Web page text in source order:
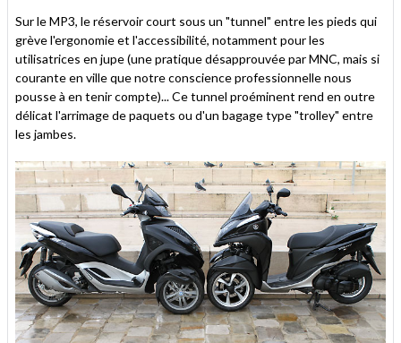
Sur le MP3, le réservoir court sous un "tunnel" entre les pieds qui
grève l'ergonomie et l'accessibilité, notamment pour les
utilisatrices en jupe (une pratique désapprouvée par MNC, mais si
courante en ville que notre conscience professionnelle nous
pousse à en tenir compte)... Ce tunnel proéminent rend en outre
délicat l'arrimage de paquets ou d'un bagage type "trolley" entre
les jambes.